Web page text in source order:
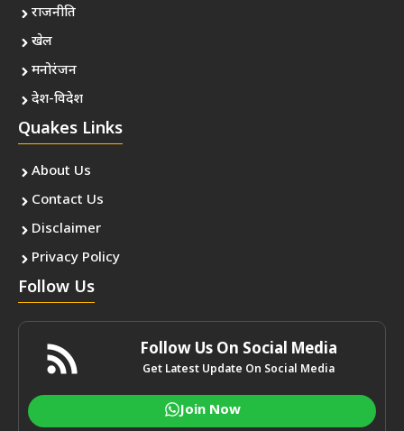
राजनीति
खेल
मनोरंजन
देश-विदेश
Quakes Links
About Us
Contact Us
Disclaimer
Privacy Policy
Follow Us
Follow Us On Social Media
Get Latest Update On Social Media
Join Now